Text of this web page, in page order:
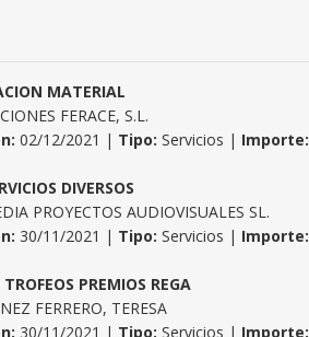
MATERIAL
FERACE, S.L.
02/12/2021 | Tipo: Servicios | Importe:
DIVERSOS
PROYECTOS AUDIOVISUALES SL.
30/11/2021 | Tipo: Servicios | Importe:
PREMIOS REGA
FERRERO, TERESA
30/11/2021 | Tipo: Servicios | Importe: